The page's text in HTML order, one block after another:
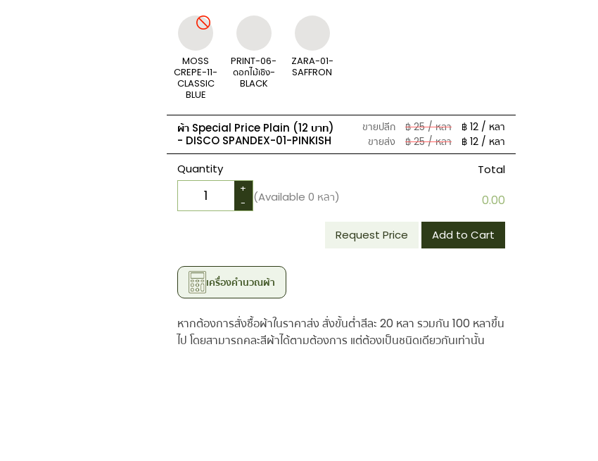
MOSS
CREPE-11-
CLASSIC
BLUE
PRINT-06-
ดอกไม้เชิง-
BLACK
ZARA-01-
SAFFRON
ผ้า Special Price Plain (12 บาท)
- DISCO SPANDEX-01-PINKISH
ขายปลีก ฿ 25 / หลา
฿ 12 / หลา
ขายส่ง
฿ 25 / หลา ฿ 12 / หลา
Quantity
+
-
(Available 0 หลา)
Total
0.00
Request Price Add to Cart
เครื่องคำนวณผ้า
หากต้องการสั่งซื้อผ้าในราคาส่ง สั่งขั้นต่ำสีละ 20 หลา รวมกัน 100 หลาขึ้น
ไป โดยสามารถคละสีผ้าได้ตามต้องการ แต่ต้องเป็นชนิดเดียวกันเท่านั้น